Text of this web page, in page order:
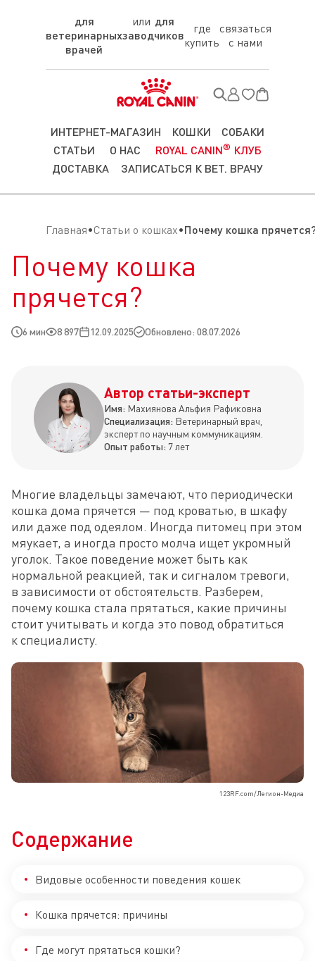
для
ветеринарных
врачей
для
заводчиков
где
купить
связаться
с нами
ИНТЕРНЕТ-МАГАЗИН КОШКИ
СОБАКИ
СТАТЬИ
О НАС ROYAL CANIN® КЛУБ
ДОСТАВКА
ЗАПИСАТЬСЯ К ВЕТ. ВРАЧУ
Главная Статьи о кошках Почему кошка
Почему кошка
прячется?
6 мин 8 897 12.09.2025 Обновлено: 08.07.2026
Автор статьи-эксперт
Имя: Махиянова Альфия Рафиковна
Специализация: Ветеринарный врач,
эксперт по научным коммуникациям.
Опыт работы: 7 лет
Многие владельцы замечают, что периодически
кошка дома прячется — под кроватью, в шкафу
или даже под одеялом. Иногда питомец при этом
мяукает, а иногда просто молча ищет укромный
уголок. Такое поведение может быть как
нормальной реакцией, так и сигналом тревоги,
в зависимости от обстоятельств. Разберем,
почему кошка стала прятаться, какие причины
стоит учитывать и когда это повод обратиться
к специалисту.
123RF.com/Легион-Медиа
Содержание
Видовые особенности поведения кошек
Кошка прячется: причины
Где могут прятаться кошки?